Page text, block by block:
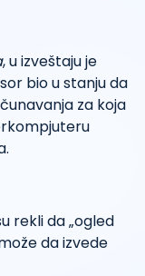
, u izveštaju je
bio u stanju da
za koja
rekli da „ogled
da izvede